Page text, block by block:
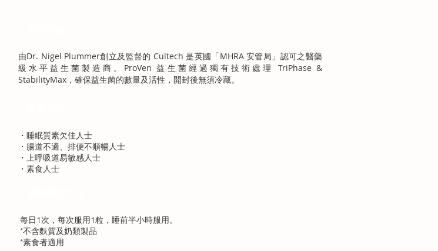
由Dr. Nigel Plummer創立及監督的 Cultech 是英國「MHRA 安管局」認可之醫藥
級水平益生菌製造商。ProVen 益生菌經過獨有技術處理 TriPhase &
StabilityMax，確保益生菌的數量及活性，開封後無須冷藏。
・睡眠質素欠佳人士
・腸道不適、排便不順暢人士
・上呼吸道易敏感人士
・素食人士
每日1次，每次服用1粒，睡前半小時服用。
*不含麩質及奶類製品
*素食者適用